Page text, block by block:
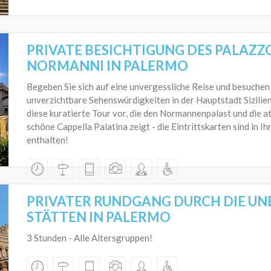
PRIVATE BESICHTIGUNG DES
NORMANNI IN PALERMO
Begeben Sie sich auf eine unvergessliche Reise und
unverzichtbare Sehenswürdigkeiten in der Hauptstadt
diese kuratierte Tour vor, die den Normannenpalast und die
schöne Cappella Palatina zeigt - die Eintrittskarten sind in
enthalten!
PRIVATER RUNDGANG DURCH DIE
STÄTTEN IN PALERMO
3 Stunden - Alle Altersgruppen!